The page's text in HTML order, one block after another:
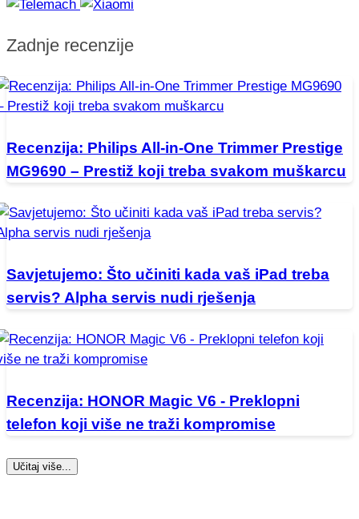
Zadnje recenzije
Recenzija: Philips All-in-One Trimmer Prestige
MG9690 – Prestiž koji treba svakom muškarcu
Savjetujemo: Što učiniti kada vaš iPad treba
servis? Alpha servis nudi rješenja
Recenzija: HONOR Magic V6 - Preklopni
telefon koji više ne traži kompromise
Učitaj više...